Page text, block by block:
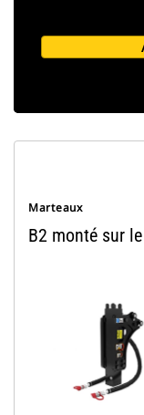
Marteaux
B2 monté sur